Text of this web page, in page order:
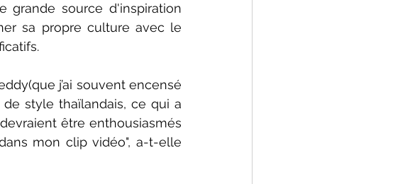
grande source d'inspiration
sa propre culture avec le
j’ai souvent encensé
style thaïlandais, ce qui a
être enthousiasmés
mon clip vidéo", a-t-elle